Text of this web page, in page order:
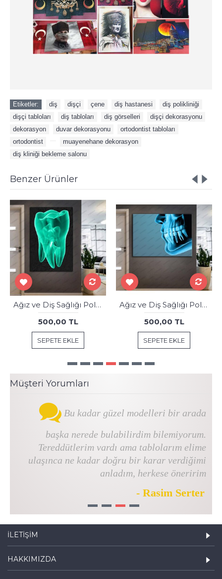
Etiketler: diş dişçi çene diş hastanesi diş polikliniği
dişçi tabloları
diş tabloları diş görselleri dişçi dekorasyonu
dekorasyon
duvar dekorasyonu ortodontist tabloları
ortodontist
muayenehane dekorasyon
diş kliniği bekleme salonu
Benzer Ürünler
Ağız ve Diş Sağlığı Polikliniği Tabloları Dekoratif Diş, Dekoratif Dişçi, Dişçi Dekorasyonu dsc-130
500,00 TL
SEPETE EKLE
Ağız ve Diş Sağlığı Polikliniği Tabloları Dekoratif Diş, Dekoratif Dişçi, Dişçi Dekorasyonu dsc-28R
500,00 TL
SEPETE EKLE
Müşteri Yorumları
Bu kadar güzel modelleri bir arada
başka nerede bulabilirdim bilemiyorum.
Tereddütlerim vardı ama tablolarım elime
ulaşınca ne kadar doğru bir karar verdiğimi
anladım, herkese öneririm
- Rasim Serter
1 2 3 4
İLETIŞIM
HAKKIMIZDA